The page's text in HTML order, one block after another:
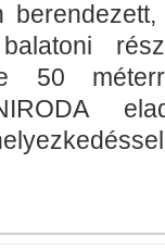
50